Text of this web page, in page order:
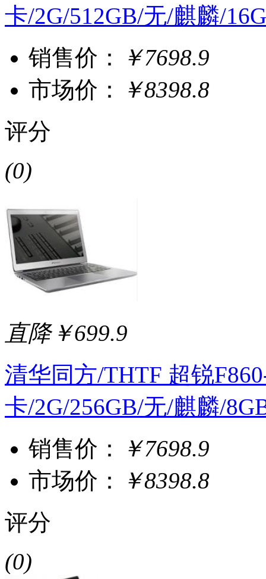
卡/2G/512GB/无/麒麟/
销售价：
￥7698.9
市场价：
￥8398.8
评分
(0)
直降￥699.9
清华同方/THTF 超锐
卡/2G/256GB/无/麒麟/
销售价：
￥7698.9
市场价：
￥8398.8
评分
(0)